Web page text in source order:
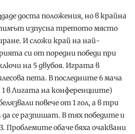
доста положения, но в крайна
изпусна третото място
И сложи край на най-
си от поредни победи при
на 5 двубоя. Играта в
пета. В последните 6 мача
1 в Лигата на конференциите)
повече от 1 гол, а в три
се разпишат. В тях победите и
Проблемите обаче бяха очаквани